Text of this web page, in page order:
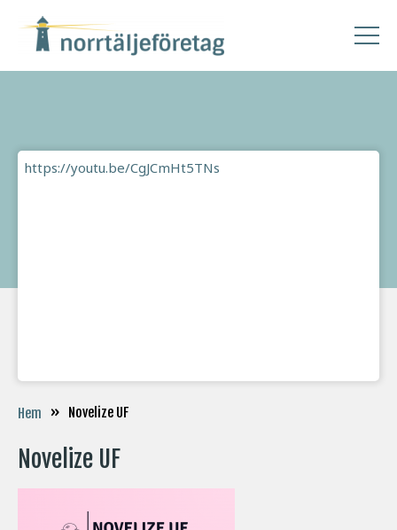
https://youtu.be/CgJCmHt5TNs
Hem » Novelize UF
Novelize UF